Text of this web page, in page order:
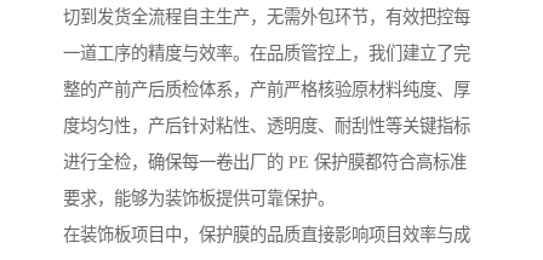
切到发货全流程自主生产，无需外包环节，有效把控每
一道工序的精度与效率。在品质管控上，我们建立了完
整的产前产后质检体系，产前严格核验原材料纯度、厚
度均匀性，产后针对粘性、透明度、耐刮性等关键指标
进行全检，确保每一卷出厂的 PE 保护膜都符合高标准
要求，能够为装饰板提供可靠保护。
在装饰板项目中，保护膜的品质直接影响项目效率与成